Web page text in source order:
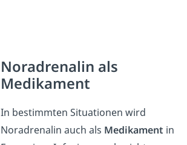
Noradrenalin als
Medikament
In bestimmten Situationen wird
Noradrenalin auch als Medikament in